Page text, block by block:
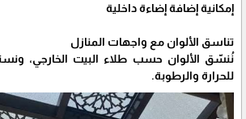
إمكانية إضافة إضاءة داخلية
تناسق الألوان مع واجهات المنازل
نُنسّق الألوان حسب طلاء البيت الخارجي،
للحرارة والرطوبة.